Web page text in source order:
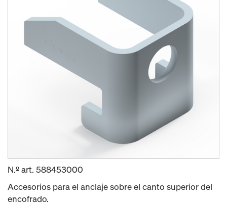
N.º art. 588453000
Accesorios para el anclaje sobre el canto superior del
encofrado.